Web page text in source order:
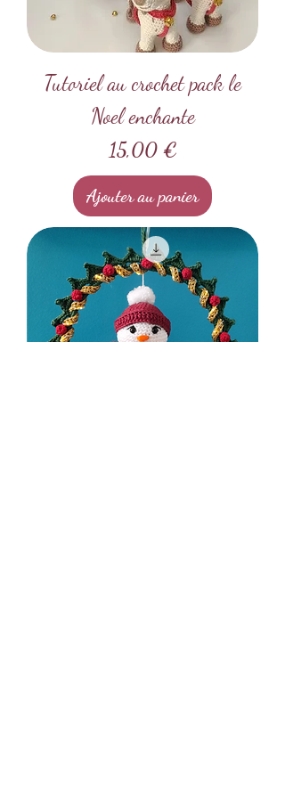
Tutoriel au crochet pack le
Noel enchante
Prix
15,00 €
Ajouter au panier